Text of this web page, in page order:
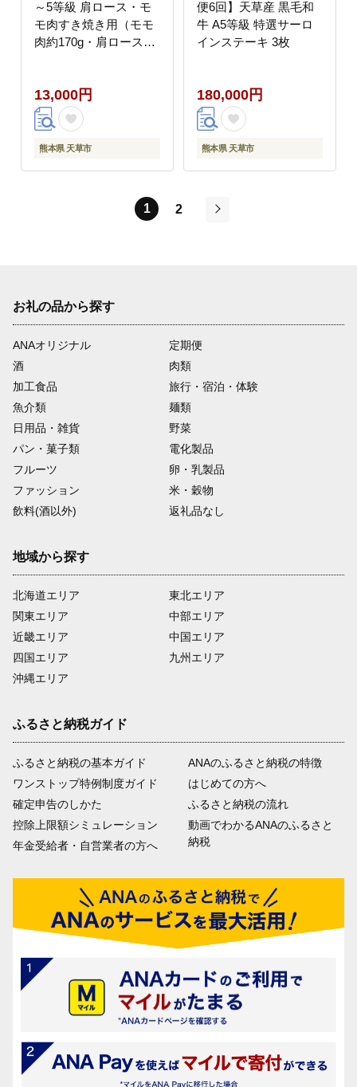
～5等級 肩ロース・モ
モ肉すき焼き用（モモ
肉約170g・肩ロース約
13,000円
熊本県 天草市
便6回】天草産 黒毛和
牛 A5等級 特選サーロ
インステーキ 3枚
180,000円
熊本県 天草市
1
2
お礼の品から探す
ANAオリジナル
定期便
酒
肉類
加工食品
旅行・宿泊・体験
魚介類
麺類
日用品・雑貨
野菜
パン・菓子類
電化製品
フルーツ
卵・乳製品
ファッション
米・穀物
飲料(酒以外)
返礼品なし
地域から探す
北海道エリア
関東エリア
近畿エリア
四国エリア
沖縄エリア
東北エリア
中部エリア
中国エリア
九州エリア
ふるさと納税ガイド
ふるさと納税の基本ガイド
ワンストップ特例制度ガイド
確定申告のしかた
控除上限額シミュレーション
年金受給者・自営業者の方へ
ANAのふるさと納税の特徴
はじめての方へ
ふるさと納税の流れ
動画でわかるANAのふるさと
納税